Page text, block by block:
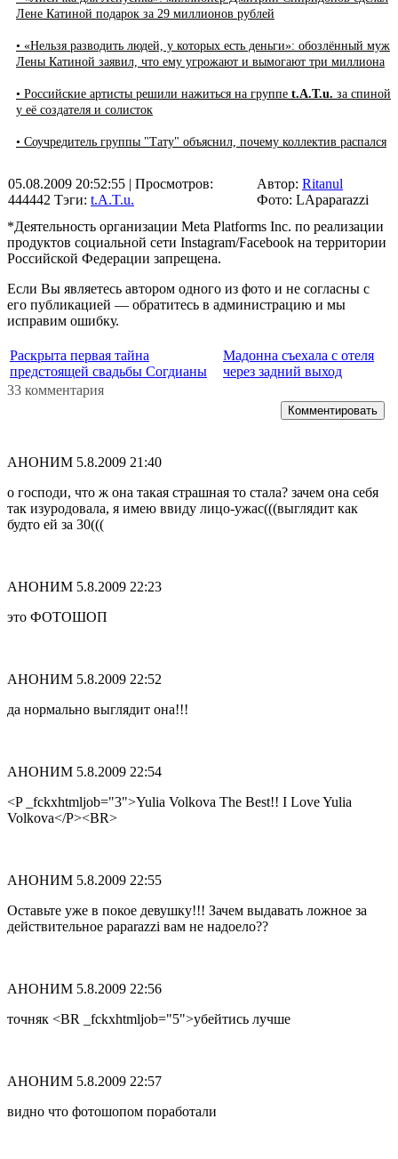
Лене Катиной подарок за 29 миллионов рублей
• «Нельзя разводить людей, у которых есть деньги»: обозлённый муж
Лены Катиной заявил, что ему угрожают и вымогают три миллиона
• Российские артисты решили нажиться на группе t.A.T.u. за спиной
у её создателя и солисток
• Соучредитель группы "Тату" объяснил, почему коллектив распался
05.08.2009 20:52:55 | Просмотров:
444442 Тэги: t.A.T.u.
Автор: Ritanul
Фото: LApaparazzi
*Деятельность организации Meta Platforms Inc. по реализации
продуктов социальной сети Instagram/Facebook на территории
Российской Федерации запрещена.
Если Вы являетесь автором одного из фото и не согласны с
его публикацией — обратитесь в администрацию и мы
исправим ошибку.
Раскрыта первая тайна
предстоящей свадьбы Согдианы
Мадонна съехала с отеля
через задний выход
33 комментария
Комментировать
АНОНИМ 5.8.2009 21:40
о господи, что ж она такая страшная то стала? зачем она себя
так изуродовала, я имею ввиду лицо-ужас(((выглядит как
будто ей за 30(((
АНОНИМ 5.8.2009 22:23
это ФОТОШОП
АНОНИМ 5.8.2009 22:52
да нормально выглядит она!!!
АНОНИМ 5.8.2009 22:54
<P _fckxhtmljob="3">Yulia Volkova The Best!! I Love Yulia
Volkova</P><BR>
АНОНИМ 5.8.2009 22:55
Оставьте уже в покое девушку!!! Зачем выдавать ложное за
действительное paparazzi вам не надоело??
АНОНИМ 5.8.2009 22:56
точняк <BR _fckxhtmljob="5">убейтись лучше
АНОНИМ 5.8.2009 22:57
видно что фотошопом поработали